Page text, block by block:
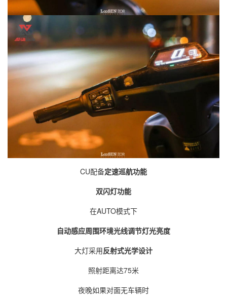
CU配备定速巡航功能
双闪灯功能
在AUTO模式下
自动感应周围环境光线调节灯光亮度
大灯采用反射式光学设计
照射距离达75米
夜晚如果对面无车辆时